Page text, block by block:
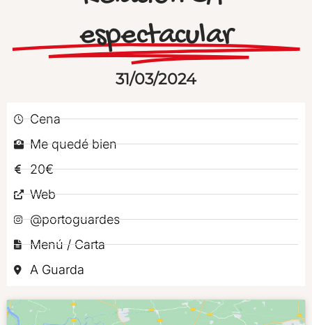
espectacular
31/03/2024
Cena
Me quedé bien
20€
Web
@portoguardes
Menú / Carta
A Guarda